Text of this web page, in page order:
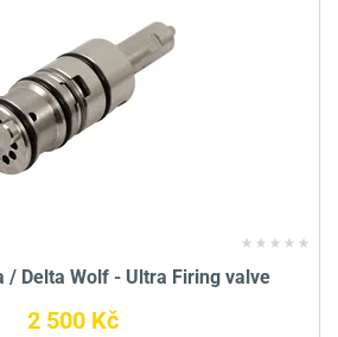
/ Delta Wolf - Ultra Firing valve
2 500 Kč